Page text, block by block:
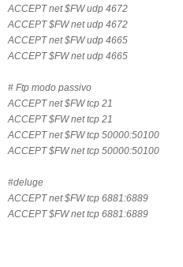
ACCEPT net $FW udp 4672
ACCEPT $FW net udp 4672
ACCEPT net $FW udp 4665
ACCEPT $FW net udp 4665
# Ftp modo passivo
ACCEPT net $FW tcp 21
ACCEPT $FW net tcp 21
ACCEPT net $FW tcp 50000:50100
ACCEPT $FW net tcp 50000:50100
#deluge
ACCEPT net $FW tcp 6881:6889
ACCEPT $FW net tcp 6881:6889